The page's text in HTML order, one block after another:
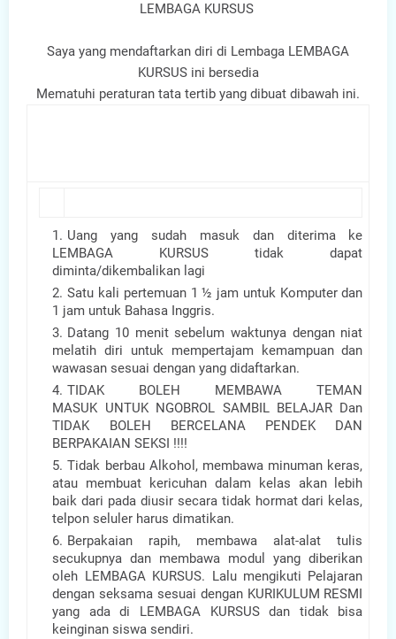
LEMBAGA KURSUS
Saya yang mendaftarkan diri di Lembaga LEMBAGA
KURSUS ini bersedia
Mematuhi peraturan tata tertib yang dibuat dibawah ini.
Uang yang sudah masuk dan diterima ke
LEMBAGA KURSUS tidak dapat
diminta/dikembalikan lagi
Satu kali pertemuan 1 ½ jam untuk Komputer dan
1 jam untuk Bahasa Inggris.
Datang 10 menit sebelum waktunya dengan niat
melatih diri untuk mempertajam kemampuan dan
wawasan sesuai dengan yang didaftarkan.
TIDAK BOLEH MEMBAWA TEMAN
MASUK UNTUK NGOBROL SAMBIL BELAJAR Dan
TIDAK BOLEH BERCELANA PENDEK DAN
BERPAKAIAN SEKSI !!!!
Tidak berbau Alkohol, membawa minuman keras,
atau membuat kericuhan dalam kelas akan lebih
baik dari pada diusir secara tidak hormat dari kelas,
telpon seluler harus dimatikan.
Berpakaian rapih, membawa alat-alat tulis
secukupnya dan membawa modul yang diberikan
oleh LEMBAGA KURSUS. Lalu mengikuti Pelajaran
dengan seksama sesuai dengan KURIKULUM RESMI
yang ada di LEMBAGA KURSUS dan tidak bisa
keinginan siswa sendiri.